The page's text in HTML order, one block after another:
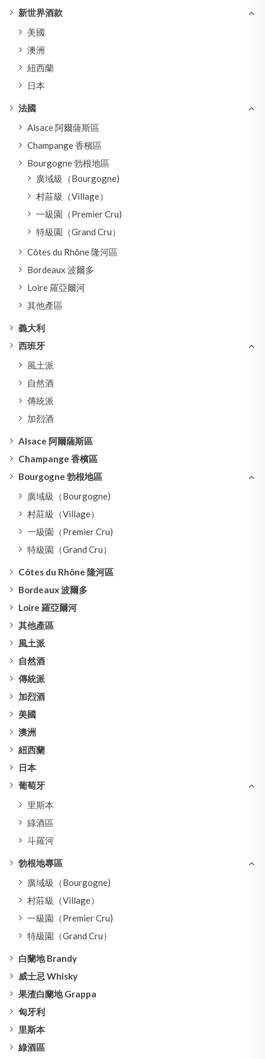
新世界酒款
美國
澳洲
紐西蘭
日本
法國
Alsace 阿爾薩斯區
Champange 香檳區
Bourgogne 勃根地區
廣域級（Bourgogne)
村莊級（Village）
一級園（Premier Cru)
特級園（Grand Cru）
Côtes du Rhône 隆河區
Bordeaux 波爾多
Loire 羅亞爾河
其他產區
義大利
西班牙
風土派
自然酒
傳統派
加烈酒
Alsace 阿爾薩斯區
Champange 香檳區
Bourgogne 勃根地區
廣域級（Bourgogne)
村莊級（Village）
一級園（Premier Cru)
特級園（Grand Cru）
Côtes du Rhône 隆河區
Bordeaux 波爾多
Loire 羅亞爾河
其他產區
風土派
自然酒
傳統派
加烈酒
美國
澳洲
紐西蘭
日本
葡萄牙
里斯本
綠酒區
斗羅河
勃根地專區
廣域級（Bourgogne)
村莊級（Village）
一級園（Premier Cru)
特級園（Grand Cru）
白蘭地 Brandy
威士忌 Whisky
果渣白蘭地 Grappa
匈牙利
里斯本
綠酒區